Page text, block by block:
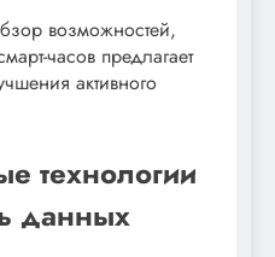
возможностей,
часов предлагает
активного
технологии
данных